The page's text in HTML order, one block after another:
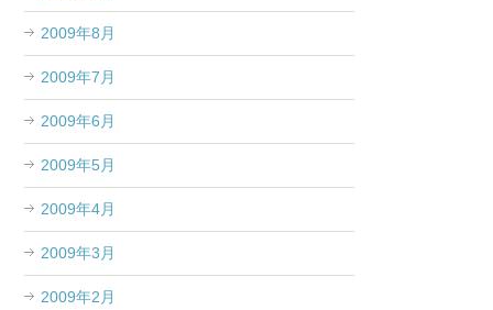
2009年8月
2009年7月
2009年6月
2009年5月
2009年4月
2009年3月
2009年2月